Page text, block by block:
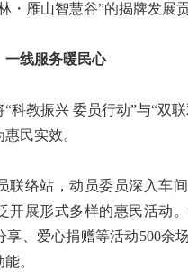
・雁山智慧谷”的揭牌发展
线服务暖民心
教振兴 委员行动”与“双联
民实效。
络站，动员委员深入车间
开展形式多样的惠民活动
享、爱心捐赠等活动500余
。